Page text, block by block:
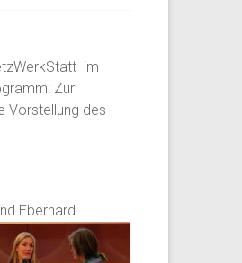
im
Zur
Vorstellung des
Eberhard